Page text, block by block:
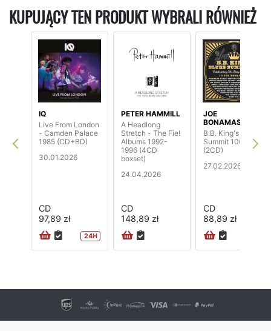
KUPUJĄCY TEN PRODUKT WYBRALI RÓWNIEŻ
IQ
Live From London
- Camden Palace
1985 (CD+BD)
30.01.2026
CD
97,89 zł
24H
PETER HAMMILL
A Headlong
Stretch - The Fie!
Albums 1992-
1996 (4CD
boxset)
24.04.2026
CD
148,89 zł
JOE
BONAMASSA
B.B. King's Blues
Summit 100
(2CD)
27.02.2026
CD
88,89 zł